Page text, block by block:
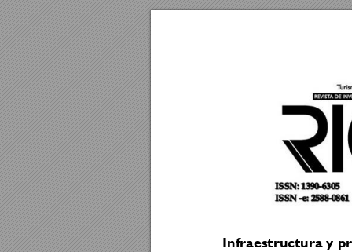
Infraestructura y